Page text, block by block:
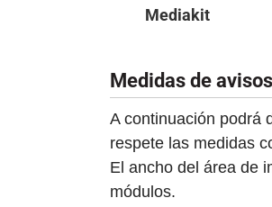
Mediakit
Medidas de
A continuación podrá
respete las medidas
El ancho del área de
módulos.